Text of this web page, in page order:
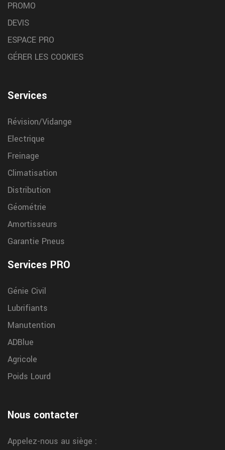
PROMO
DEVIS
ESPACE PRO
GÉRER LES COOKIES
Services
Révision/Vidange
Electrique
Freinage
Climatisation
Distribution
Géométrie
Amortisseurs
Garantie Pneus
Services PRO
Génie Civil
Lubrifiants
Manutention
ADBlue
Agricole
Poids Lourd
Nous contacter
Appelez-nous au siège :